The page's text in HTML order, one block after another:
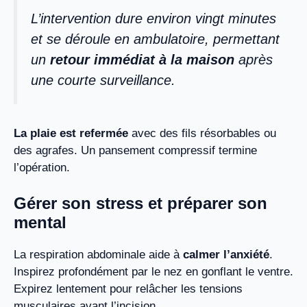
L’intervention dure environ vingt minutes
et se déroule en ambulatoire, permettant
un retour immédiat à la maison après
une courte surveillance.
La plaie est refermée avec des fils résorbables ou
des agrafes. Un pansement compressif termine
l’opération.
Gérer son stress et préparer son
mental
La respiration abdominale aide à calmer l’anxiété.
Inspirez profondément par le nez en gonflant le ventre.
Expirez lentement pour relâcher les tensions